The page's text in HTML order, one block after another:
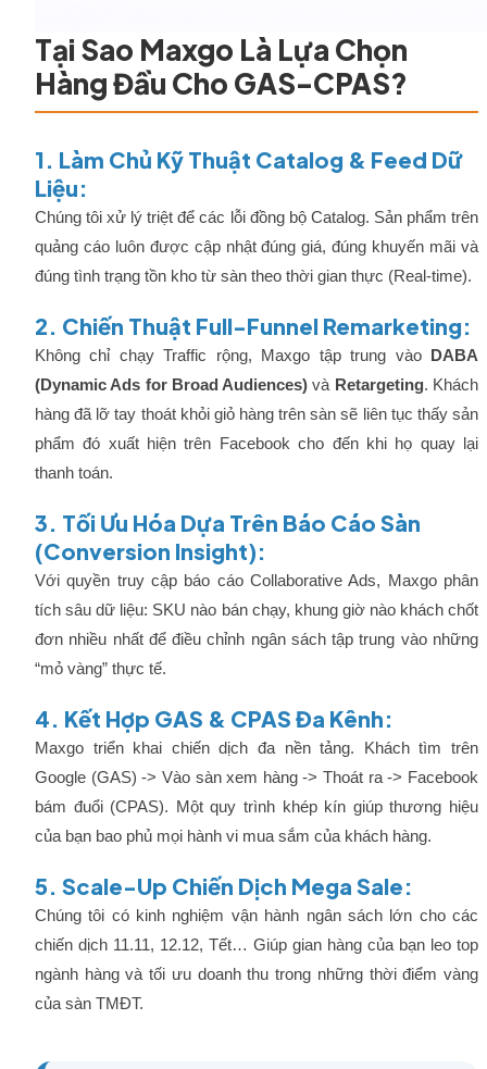
Tại Sao Maxgo Là Lựa Chọn
Hàng Đầu Cho GAS-CPAS?
1. Làm Chủ Kỹ Thuật Catalog & Feed Dữ
Liệu:
Chúng tôi xử lý triệt để các lỗi đồng bộ Catalog. Sản phẩm trên
quảng cáo luôn được cập nhật đúng giá, đúng khuyến mãi và
đúng tình trạng tồn kho từ sàn theo thời gian thực (Real-time).
2. Chiến Thuật Full-Funnel Remarketing:
Không chỉ chạy Traffic rộng, Maxgo tập trung vào DABA
(Dynamic Ads for Broad Audiences) và Retargeting. Khách
hàng đã lỡ tay thoát khỏi giỏ hàng trên sàn sẽ liên tục thấy sản
phẩm đó xuất hiện trên Facebook cho đến khi họ quay lại
thanh toán.
3. Tối Ưu Hóa Dựa Trên Báo Cáo Sàn
(Conversion Insight):
Với quyền truy cập báo cáo Collaborative Ads, Maxgo phân
tích sâu dữ liệu: SKU nào bán chạy, khung giờ nào khách chốt
đơn nhiều nhất để điều chỉnh ngân sách tập trung vào những
“mỏ vàng” thực tế.
4. Kết Hợp GAS & CPAS Đa Kênh:
Maxgo triển khai chiến dịch đa nền tảng. Khách tìm trên
Google (GAS) -> Vào sàn xem hàng -> Thoát ra -> Facebook
bám đuổi (CPAS). Một quy trình khép kín giúp thương hiệu
của bạn bao phủ mọi hành vi mua sắm của khách hàng.
5. Scale-Up Chiến Dịch Mega Sale:
Chúng tôi có kinh nghiệm vận hành ngân sách lớn cho các
chiến dịch 11.11, 12.12, Tết… Giúp gian hàng của bạn leo top
ngành hàng và tối ưu doanh thu trong những thời điểm vàng
của sàn TMĐT.